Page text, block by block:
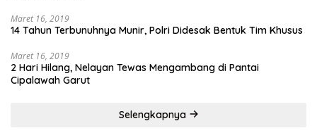
Maret 16, 2019
14 Tahun Terbunuhnya Munir, Polri Didesak Bentuk Tim Khusus
Maret 16, 2019
2 Hari Hilang, Nelayan Tewas Mengambang di Pantai
Cipalawah Garut
Selengkapnya